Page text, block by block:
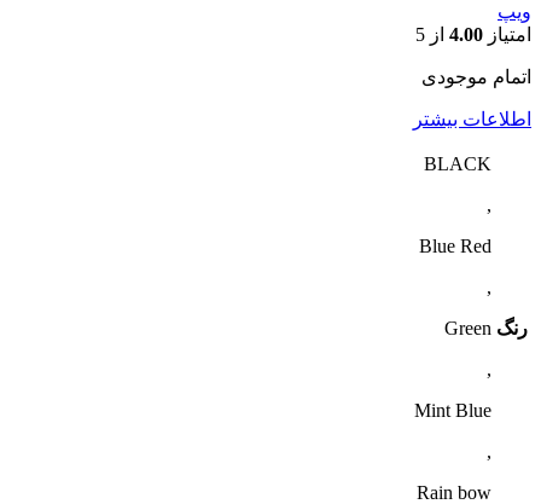
ویپ
امتیاز 4.00 از 5
اتمام موجودی
اطلاعات بیشتر
رنگ
BLACK
,
Blue Red
,
Green
,
Mint Blue
,
Rain bow